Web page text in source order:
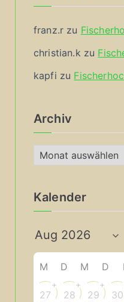
franz.r zu
christian.k zu
kapfi zu
Archiv
r
h
v
Kalender
M D M D
27
+
28
+
29
+
30